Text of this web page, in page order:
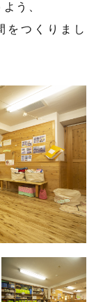
う、
をつくりまし